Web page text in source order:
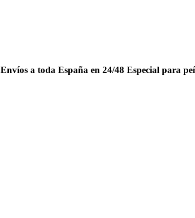
Envíos a toda España en 24/48 Especial para